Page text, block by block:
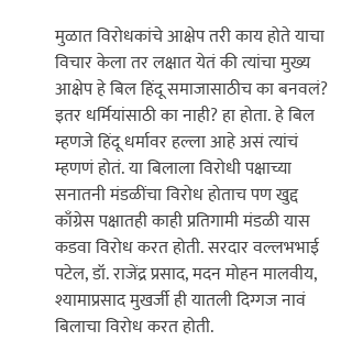
मुळात विरोधकांचे आक्षेप तरी काय होते याचा
विचार केला तर लक्षात येतं की त्यांचा मुख्य
आक्षेप हे बिल हिंदू समाजासाठीच का बनवलं?
इतर धर्मियांसाठी का नाही? हा होता. हे बिल
म्हणजे हिंदू धर्मावर हल्ला आहे असं त्यांचं
म्हणणं होतं. या बिलाला विरोधी पक्षाच्या
सनातनी मंडळींचा विरोध होताच पण खुद्द
काँग्रेस पक्षातही काही प्रतिगामी मंडळी यास
कडवा विरोध करत होती. सरदार वल्लभभाई
पटेल, डॉ. राजेंद्र प्रसाद, मदन मोहन मालवीय,
श्यामाप्रसाद मुखर्जी ही यातली दिग्गज नावं
बिलाचा विरोध करत होती.